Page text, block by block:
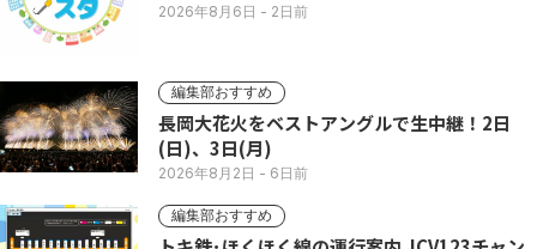
2026年8月6日 - 2日前
編集部おすすめ
長岡大花火をベストアングルで生中継！2日
(日)、3日(月)
2026年8月2日 - 6日前
編集部おすすめ